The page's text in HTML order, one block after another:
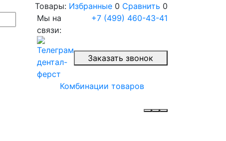
Товары: Избранные 0 Сравнить 0
Мы на
связи:
+7 (499) 460-43-41
Заказать звонок
Комбинации товаров